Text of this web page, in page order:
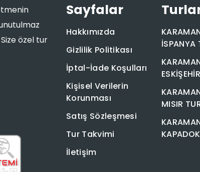
özel tur
Sayfalar
Hakkımızda
Gizlilik Politikası
İptal-İade Koşulları
Kişisel Verilerin
Korunması
Satış Sözleşmesi
Tur Takvimi
İletişim
İSPANYA
MISIR